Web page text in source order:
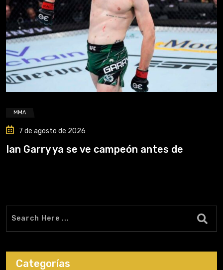
MMA
7 de agosto de 2026
Ian Garry ya se ve campeón antes de
Categorías